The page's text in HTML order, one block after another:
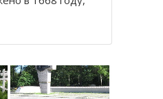
торговую и
момент являлся